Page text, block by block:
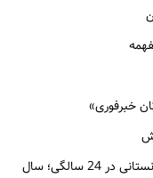
خبرفوری»
سفر به گذشته؛ گوگوش با تیپ و استایل افغانستانی در 24 سالگی؛ سال